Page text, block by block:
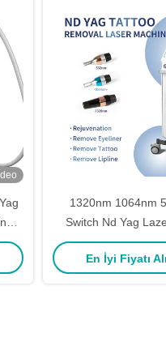
1320nm 1064nm
Switch Nd Yag
İndirme Makinesi
Cilt Yenilenme
En İyi Fiyatı